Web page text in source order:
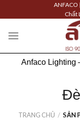
to
content
ANFACO
Chất
Anfaco Lighting
TRANG CHỦ / SẢN